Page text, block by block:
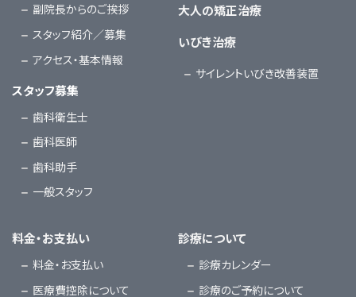
副院長からのご挨拶
スタッフ紹介／募集
アクセス・基本情報
スタッフ募集
歯科衛生士
歯科医師
歯科助手
一般スタッフ
大人の矯正治療
いびき治療
サイレントいびき改善装置
料金・お支払い
料金・お支払い
医療費控除について
診療について
診療カレンダー
診療のご予約について